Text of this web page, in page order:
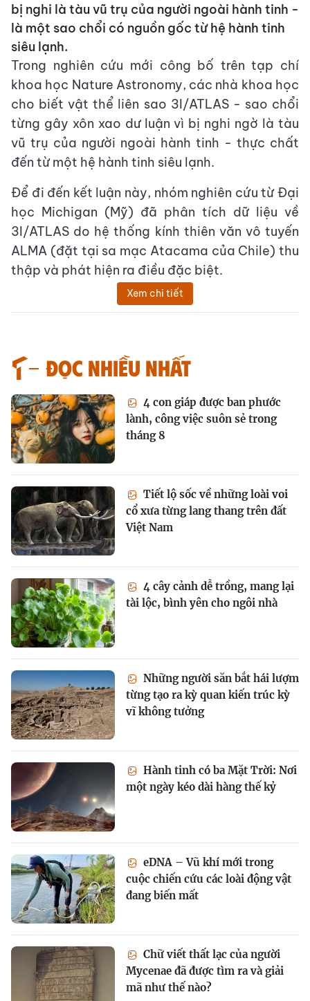
bị nghi là tàu vũ trụ của người ngoài hành tinh -
là một sao chổi có nguồn gốc từ hệ hành tinh
siêu lạnh.
Trong nghiên cứu mới công bố trên tạp chí
khoa học Nature Astronomy, các nhà khoa học
cho biết vật thể liên sao 3I/ATLAS - sao chổi
từng gây xôn xao dư luận vì bị nghi ngờ là tàu
vũ trụ của người ngoài hành tinh - thực chất
đến từ một hệ hành tinh siêu lạnh.
Để đi đến kết luận này, nhóm nghiên cứu từ Đại
học Michigan (Mỹ) đã phân tích dữ liệu về
3I/ATLAS do hệ thống kính thiên văn vô tuyến
ALMA (đặt tại sa mạc Atacama của Chile) thu
thập và phát hiện ra điều đặc biệt.
Xem chi tiết
Đọc nhiều nhất
4 con giáp được ban phước
lành, công việc suôn sẻ trong
tháng 8
Tiết lộ sốc về những loài voi
cổ xưa từng lang thang trên đất
Việt Nam
4 cây cảnh dễ trồng, mang lại
tài lộc, bình yên cho ngôi nhà
Những người săn bắt hái lượm
từng tạo ra kỳ quan kiến trúc kỳ
vĩ không tưởng
Hành tinh có ba Mặt Trời: Nơi
một ngày kéo dài hàng thế kỷ
eDNA – Vũ khí mới trong
cuộc chiến cứu các loài động vật
đang biến mất
Chữ viết thất lạc của người
Mycenae đã được tìm ra và giải
mã như thế nào?